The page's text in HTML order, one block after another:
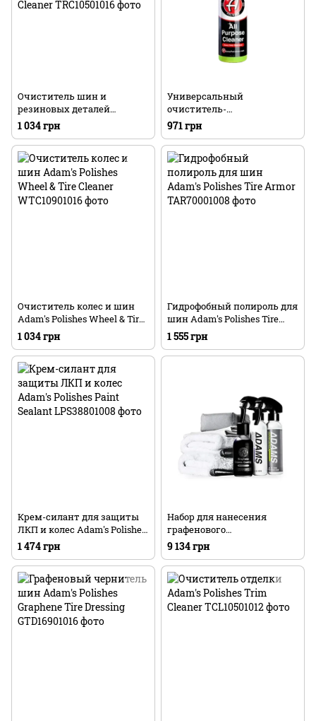
Очиститель шин и
резиновых деталей
автомобиля Adam's Polishes
Tire & Rubber Cleaner
1 034 грн
Универсальный
очиститель-
обезжириватель Adam's
Polishes All Purpose Cleaner
971 грн
Очиститель колес и шин
Adam's Polishes Wheel & Tire
Cleaner
1 034 грн
Гидрофобный полироль для
шин Adam's Polishes Tire
Armor
1 555 грн
Крем-силант для защиты
ЛКП и колес Adam's Polishes
Paint Sealant
1 474 грн
Набор для нанесения
графенового
керамического покрытия
Adam's Polishes Graphene
Ceramic Coating Kit
9 134 грн